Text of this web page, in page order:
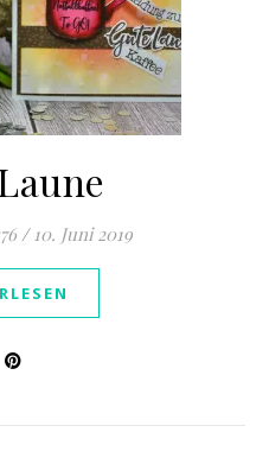
/ 10. Juni 2019